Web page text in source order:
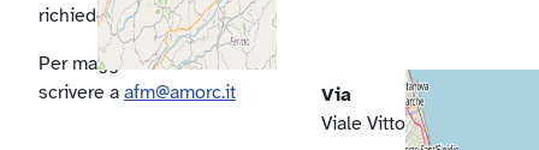
richiederne l'ammissione.
Per maggiori informazioni
scrivere a afm@amorc.it
Via
Viale Vittorio Veneto